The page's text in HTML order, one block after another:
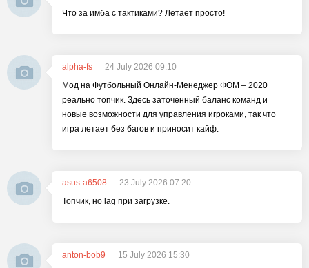
Что за имба с тактиками? Летает просто!
alpha-fs
24 July 2026 09:10
Мод на Футбольный Онлайн-Менеджер ФОМ – 2020
реально топчик. Здесь заточенный баланс команд и
новые возможности для управления игроками, так что
игра летает без багов и приносит кайф.
asus-a6508
23 July 2026 07:20
Топчик, но lag при загрузке.
anton-bob9
15 July 2026 15:30